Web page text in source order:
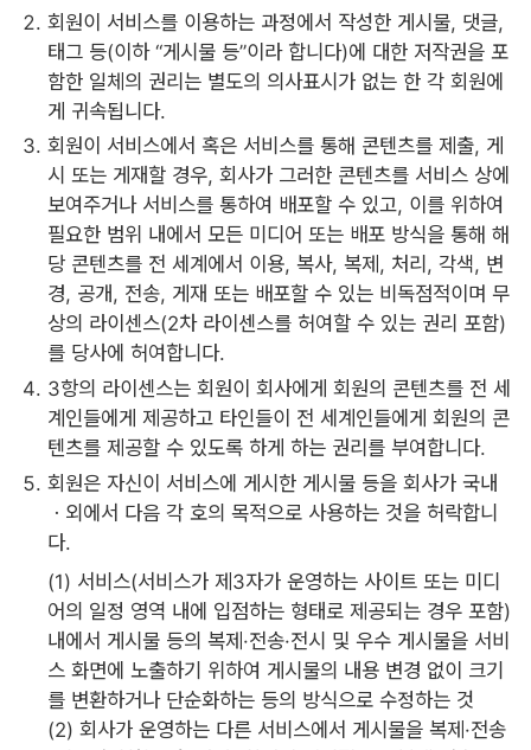
회원이 서비스를 이용하는 과정에서 작성한 게시물, 댓글,
태그 등(이하 “게시물 등”이라 합니다)에 대한 저작권을 포
함한 일체의 권리는 별도의 의사표시가 없는 한 각 회원에
게 귀속됩니다.
회원이 서비스에서 혹은 서비스를 통해 콘텐츠를 제출, 게
시 또는 게재할 경우, 회사가 그러한 콘텐츠를 서비스 상에
보여주거나 서비스를 통하여 배포할 수 있고, 이를 위하여
필요한 범위 내에서 모든 미디어 또는 배포 방식을 통해 해
당 콘텐츠를 전 세계에서 이용, 복사, 복제, 처리, 각색, 변
경, 공개, 전송, 게재 또는 배포할 수 있는 비독점적이며 무
상의 라이센스(2차 라이센스를 허여할 수 있는 권리 포함)
를 당사에 허여합니다.
3항의 라이센스는 회원이 회사에게 회원의 콘텐츠를 전 세
계인들에게 제공하고 타인들이 전 세계인들에게 회원의 콘
텐츠를 제공할 수 있도록 하게 하는 권리를 부여합니다.
회원은 자신이 서비스에 게시한 게시물 등을 회사가 국내
ㆍ외에서 다음 각 호의 목적으로 사용하는 것을 허락합니
다.
(1) 서비스(서비스가 제3자가 운영하는 사이트 또는 미디
어의 일정 영역 내에 입점하는 형태로 제공되는 경우 포함)
내에서 게시물 등의 복제·전송·전시 및 우수 게시물을 서비
스 화면에 노출하기 위하여 게시물의 내용 변경 없이 크기
를 변환하거나 단순화하는 등의 방식으로 수정하는 것
(2) 회사가 운영하는 다른 서비스에서 게시물을 복제·전송